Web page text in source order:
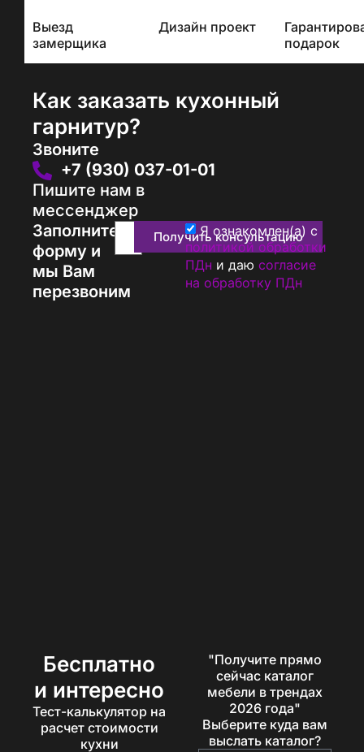
проектом
Выезд
замерщика
Дизайн проект
подарок
Как заказать кухонный
гарнитур?
Звоните
+7 (930) 037-01-01
Пишите нам в
мессенджер
Заполните
форму и
мы Вам
перезвоним
Получить консультацию
Я ознакомлен(а) с
политикой обработки
ПДн и даю согласие
на обработку ПДн
Бесплатно
и интересно
Тест-калькулятор на
расчет стоимости
кухни
"Получите прямо
сейчас каталог
мебели в трендах
2026 года"
Выберите куда вам
выслать каталог?